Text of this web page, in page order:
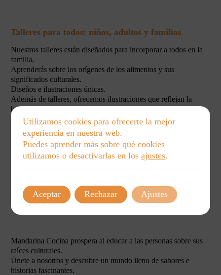
Talleres para todos: niños, adultos y familias
Nuestros talleres están diseñados para incorporar a todos en la
familia.
Aprenderás sobre los orígenes de los alimentos y sus
significados culturales.
Diseños e ilustraciones únicas.
Además de talleres, ofrecemos ilustraciones que reflejan la
belleza de la alimentación.
Nuestros diseños son auténticos y celebran la
diversidad cultural.
mundo.
Una Experiencia Educativa Inolvidable
Mandarina Cocina prospera al educar a las personas sobre sus
raíces culturales.
Únete a nosotros y descubre un mundo lleno de sabores e
historias fascinantes.
Utilizamos cookies para ofrecerte la mejor
experiencia en nuestra web.
Puedes aprender más sobre qué cookies
utilizamos o desactivarlas en losajustes.
Aceptar Rechazar Ajustes